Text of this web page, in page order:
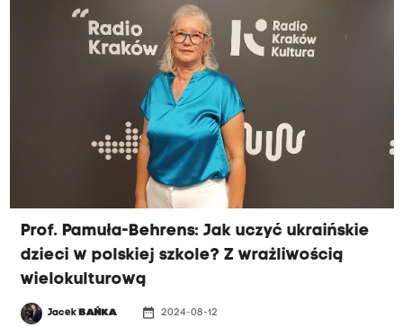
Studium Pedagogicznego Uniwersytetu
Jagiellońskiego. Gość odniósł się też do badań
IPSOS i kształcenia nauczycieli.
Prof. Pamuła-Behrens: Jak uczyć ukraińskie
dzieci w polskiej szkole? Z wrażliwością
wielokulturową
Jacek BAŃKA date_range 2024-08-12